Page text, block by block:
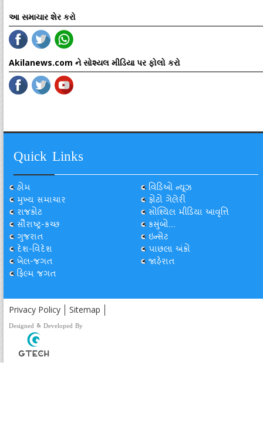
આ સમાચાર શેર કરો
Akilanews.com ને સોશ્યલ મીડિયા પર ફોલો કરો
Quick Links
હોમ
મુખ્ય સમાચાર
રાજકોટ
સૌરાષ્ટ્ર-કચ્છ
ગુજરાત
દેશ-વિદેશ
ખેલ-જગત
ફિલ્મ જગત
વિડિઓ ન્યૂઝ
ફોટો ગેલેરી
સોશ્યિલ મીડિયા આવૃત્તિ
કસુંબો...
ઇન્સેટ
પાછલા અંકો
જાહેરાત
Privacy Policy Sitemap
Designed & Developed By